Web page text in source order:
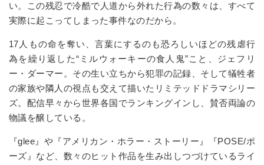
い。この残忍で冷酷で人道から外れた行為の数々は、すべて
実際に起こってしまった事件なのだから。
17人もの命を奪い、言葉にするのも恐ろしいほどの残虐行
為を繰り返した“ミルウォーキーの食人鬼”こと、ジェフリ
ー・ダーマー。その生い立ちから犯罪の記録、そして犠牲者
の家族や隣人の視点も交えて描いたリミテッドドラマシリー
ズ。配信早々から世界各国でランキングインし、賛否両論の
物議を醸している。
『glee』や『アメリカン・ホラー・ストーリー』『POSE/ポ
ーズ』など、数々のヒット作品を生み出しつづけているライ